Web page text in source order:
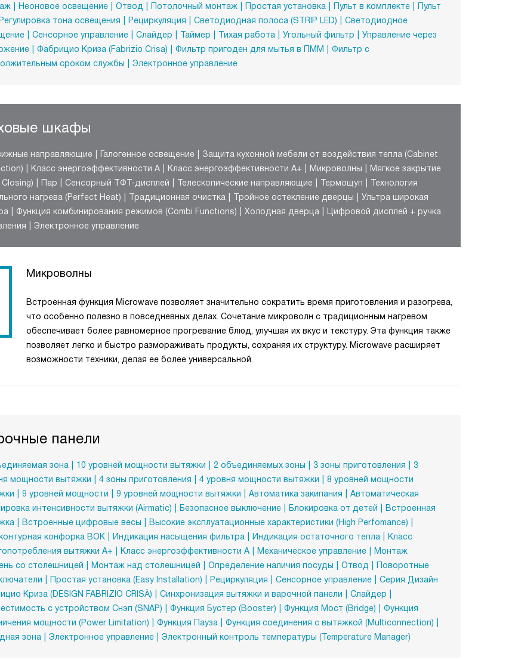
Неоновое освещение Отвод Потолочный монтаж Простая установка Пульт в комплекте
Пульт
Регулировка тона освещения Рециркуляция Светодиодная полоса (STRIP LED)
Светодиодное
Сенсорное управление Слайдер Таймер Тихая работа Угольный фильтр
Управление через
Фабрицио Криза (Fabrizio Crisа) Фильтр пригоден для мытья в ПММ
Фильтр с
сроком службы
Электронное управление
шкафы
направляющие Галогенное освещение
Защита кухонной мебели от воздействия тепла (Cabinet
Класс энергоэффективности A Класс энергоэффективности A+ Микроволны
Мягкое закрытие
Пар Сенсорный ТФТ-дисплей Телескопические направляющие Термощуп
Технология
нагрева (Perfect Heat)
Традиционная очистка Тройное остекление дверцы
Ультра широкая
Функция комбинирования режимов (Combi Functions) Холодная дверца
Цифровой дисплей + ручка
Электронное управление
Микроволны
Встроенная функция Microwave позволяет значительно сократить время приготовления и разогрева,
что особенно полезно в повседневных делах. Сочетание микроволн с традиционным нагревом
обеспечивает более равномерное прогревание блюд, улучшая их вкус и текстуру. Эта функция также
позволяет легко и быстро размораживать продукты, сохраняя их структуру. Microwave расширяет
возможности техники, делая ее более универсальной.
панели
зона 10 уровней мощности вытяжки 2 объединяемых зоны 3 зоны приготовления
3
мощности вытяжки
4 зоны приготовления 4 уровня мощности вытяжки
8 уровней мощности
9 уровней мощности 9 уровней мощности вытяжки Автоматика закипания
Автоматическая
интенсивности вытяжки (Airmatic)
Безопасное выключение Блокировка от детей
Встроенная
Встроенные цифровые весы
Высокие эксплуатационные характеристики (High Perfomance)
конфорка ВОК
Индикация насыщения фильтра Индикация остаточного тепла
Класс
вытяжки A+
Класс энергоэффективности А Механическое управление
Монтаж
со столешницей
Монтаж над столешницей Определение наличия посуды Отвод
Поворотные
Простая установка (Easy Installation) Рециркуляция Сенсорное управление
Серия Дизайн
Криза (DESIGN FABRIZIO CRISÀ)
Синхронизация вытяжки и варочной панели
Слайдер
с устройством Снэп (SNAP)
Функция Бустер (Booster) Функция Мост (Bridge)
Функция
мощности (Power Limitation)
Функция Пауза
Функция соединения с вытяжкой (Multiconnection)
зона
Электронное управление Электронный контроль температуры (Temperature Manager)